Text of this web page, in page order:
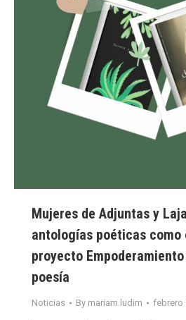
Mujeres de Adjuntas y
antologías poéticas como
proyecto
poesía
Noticias By mariam.ludim febrero